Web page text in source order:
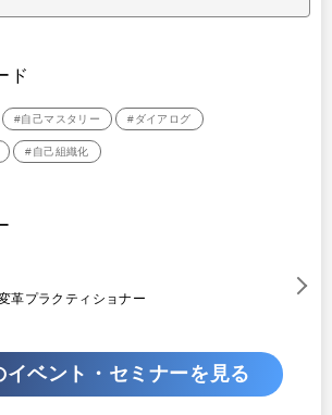
ド
#自己マスタリー #ダイアログ
#自己組織化
革プラクティショナー
イベント・セミナーを見る